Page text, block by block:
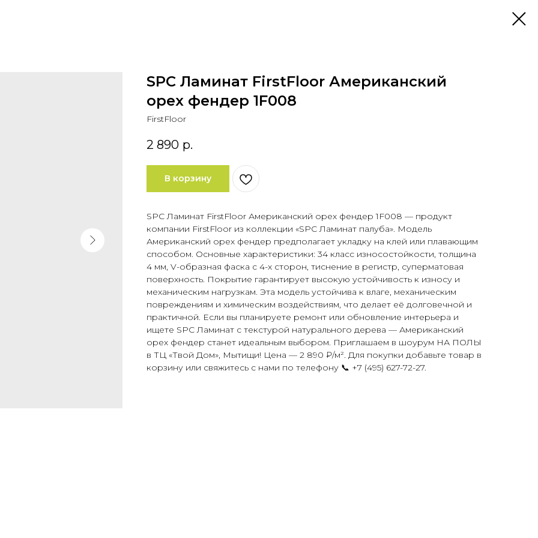
SPC Ламинат FirstFloor Американский
орех фендер 1F008
FirstFloor
2 890 р.
В корзину
SPC Ламинат FirstFloor Американский орех фендер 1F008 — продукт
компании FirstFloor из коллекции «SPC Ламинат палуба». Модель
Американский орех фендер предполагает укладку на клей или плавающим
способом. Основные характеристики: 34 класс износостойкости, толщина
4 мм, V-образная фаска с 4-х сторон, тиснение в регистр, суперматовая
поверхность. Покрытие гарантирует высокую устойчивость к износу и
механическим нагрузкам. Эта модель устойчива к влаге, механическим
повреждениям и химическим воздействиям, что делает её долговечной и
практичной. Если вы планируете ремонт или обновление интерьера и
ищете SPC Ламинат с текстурой натурального дерева — Американский
орех фендер станет идеальным выбором. Приглашаем в шоурум НА ПОЛЫ
в ТЦ «Твой Дом», Мытищи! Цена — 2 890 ₽/м². Для покупки добавьте товар в
корзину или свяжитесь с нами по телефону 📞 +7 (495) 627-72-27.